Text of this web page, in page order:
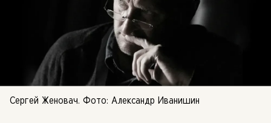
Сергей Женовач. Фото: Александр Иванишин